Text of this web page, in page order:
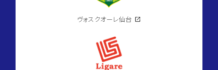
ヴォスクオーレ仙台 open_in_new